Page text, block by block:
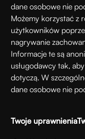
dane osobowe nie
Możemy korzystać z
użytkowników
nagrywanie
Informacje te są
usługodawcy tak,
dotyczą. W
dane osobowe nie
Twoje uprawnienia